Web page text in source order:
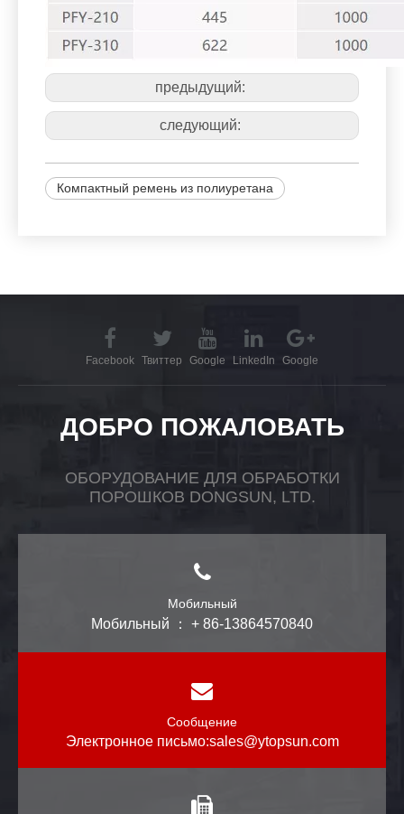
предыдущий:
следующий:
Компактный ремень из полиуретана
Facebook Твиттер Google LinkedIn Google
ДОБРО ПОЖАЛОВАТЬ
ОБОРУДОВАНИЕ ДЛЯ ОБРАБОТКИ
ПОРОШКОВ DONGSUN, LTD.
Мобильный
Мобильный ： + 86-13864570840
Сообщение
Электронное письмо:sales@ytopsun.com